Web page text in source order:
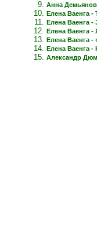
Анна
Елена Ваенга -
Елена Ваенга -
Елена Ваенга -
Елена Ваенга -
Елена Ваенга
Александр